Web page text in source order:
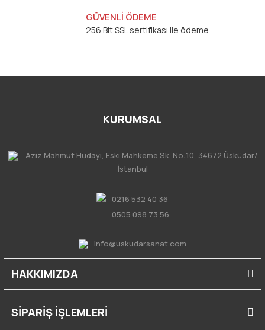
GÜVENLİ ÖDEME
256 Bit SSL sertifikası ile ödeme
KURUMSAL
Aziz Mahmut Hüdayi, Eski Mahkeme Sk. No:10, 34672 Üsküdar/
İstanbul
0216 532 40 36
0505 098 73 56
info@uskudarsanat.com
HAKKIMIZDA
SİPARİŞ İŞLEMLERİ